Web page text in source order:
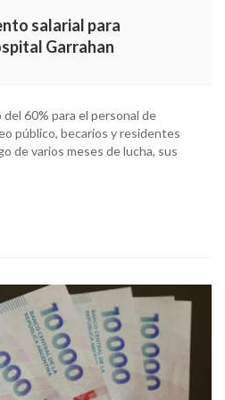
salarial para
Garrahan
60% para el personal de
público, becarios y residentes
de varios meses de lucha, sus